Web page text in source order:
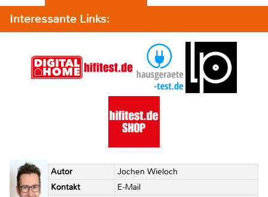
Interessante Links:
Autor
Jochen Wieloch
Kontakt
E-Mail